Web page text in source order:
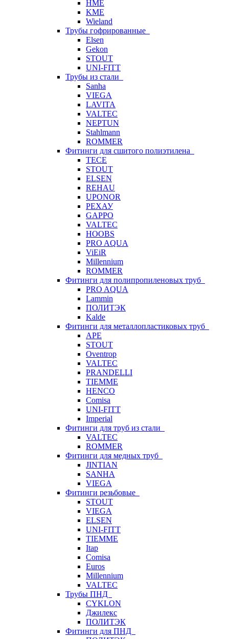
HME
KME
Wieland
Трубы гофрированные
Elsen
Gekon
STOUT
UNI-FITT
Трубы из стали
Sanha
VIEGA
LAVITA
VALTEC
NEPTUN
Stahlmann
ROMMER
Фитинги для сшитого полиэтилена
TECE
STOUT
ELSEN
REHAU
UPONOR
РЕХАУ
GAPPO
VALTEC
HOOBS
PRO AQUA
ViEiR
Millennium
ROMMER
Фитинги для полипропиленовых труб
PRO AQUA
Lammin
ПОЛИТЭК
Kalde
Фитинги для металлопластиковых труб
APE
STOUT
Oventrop
VALTEC
PRANDELLI
TIEMME
HENCO
Comisa
UNI-FITT
Imperial
Фитинги для труб из стали
VALTEC
ROMMER
Фитинги для медных труб
JINTIAN
SANHA
VIEGA
Фитинги резьбовые
STOUT
VIEGA
ELSEN
UNI-FITT
TIEMME
Itap
Comisa
Euros
Millennium
VALTEC
Трубы ПНД
CYKLON
Джилекс
ПОЛИТЭК
Фитинги для ПНД